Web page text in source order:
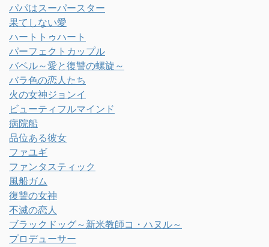
パパはスーパースター
果てしない愛
ハートトゥハート
パーフェクトカップル
バベル～愛と復讐の螺旋～
バラ色の恋人たち
火の女神ジョンイ
ビューティフルマインド
病院船
品位ある彼女
ファユギ
ファンタスティック
風船ガム
復讐の女神
不滅の恋人
ブラックドッグ～新米教師コ・ハヌル～
プロデューサー